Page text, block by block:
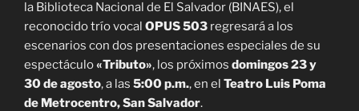
la Biblioteca Nacional de El Salvador (BINAES), el
reconocido trío vocal OPUS 503 regresará a los
escenarios con dos presentaciones especiales de su
espectáculo«Tributo», los próximos domingos 23 y
30 de agosto, a las 5:00 p.m., en el Teatro Luis Poma
de Metrocentro, San Salvador.